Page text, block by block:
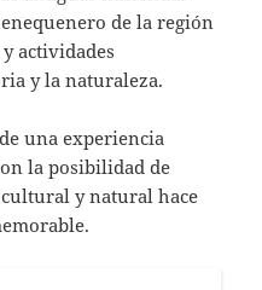
de la región
actividades
y la naturaleza.
una experiencia
la posibilidad de
y natural hace